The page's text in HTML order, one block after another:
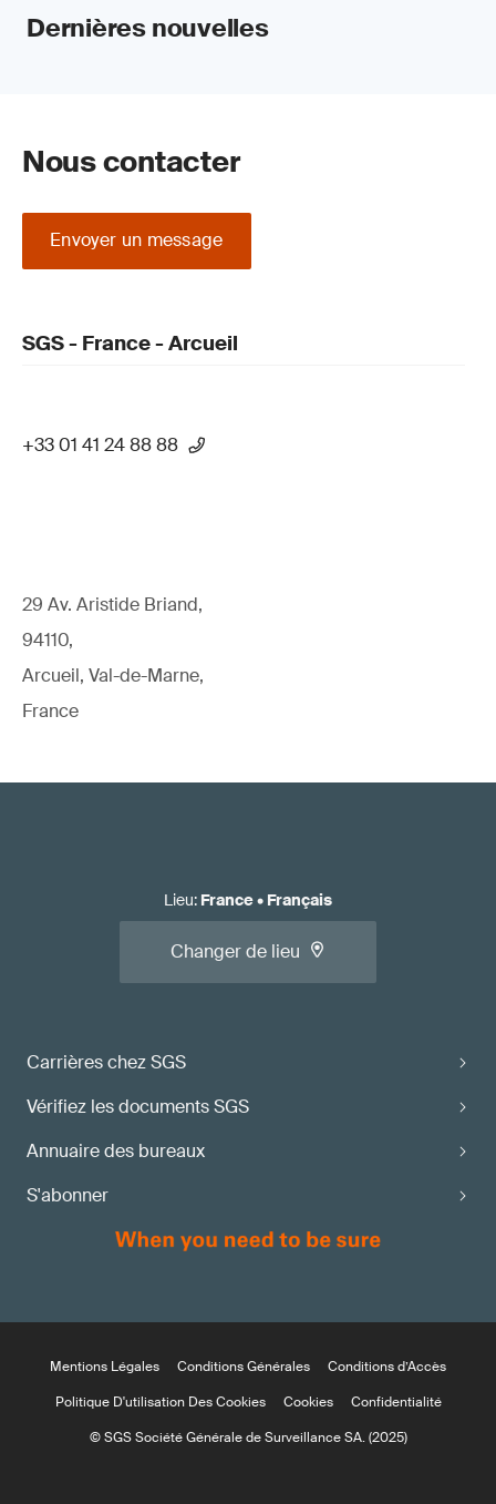
Dernières nouvelles
Nous contacter
Envoyer un message
SGS - France - Arcueil
+33 01 41 24 88 88
29 Av. Aristide Briand,
94110,
Arcueil, Val-de-Marne,
France
Carrières chez SGS
Vérifiez les documents SGS
Annuaire des bureaux
S'abonner
Lieu: France• Français
Changer de lieu
Mentions Légales Conditions Générales
Conditions d’Accès
Politique D'utilisation Des Cookies
Cookies
Confidentialité
© SGS Société Générale de Surveillance SA. (2025)